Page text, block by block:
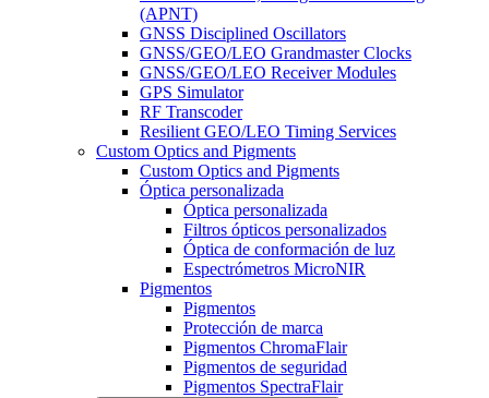
(APNT)
GNSS Disciplined Oscillators
GNSS/GEO/LEO Grandmaster Clocks
GNSS/GEO/LEO Receiver Modules
GPS Simulator
RF Transcoder
Resilient GEO/LEO Timing Services
Custom Optics and Pigments
Custom Optics and Pigments
Óptica personalizada
Óptica personalizada
Filtros ópticos personalizados
Óptica de conformación de luz
Espectrómetros MicroNIR
Pigmentos
Pigmentos
Protección de marca
Pigmentos ChromaFlair
Pigmentos de seguridad
Pigmentos SpectraFlair